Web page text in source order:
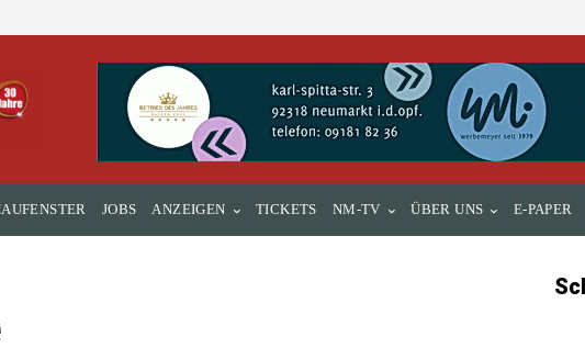
JOBS ANZEIGEN TICKETS NM-TV ÜBER UNS E-PAPER